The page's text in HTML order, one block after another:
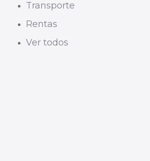
Transporte
Rentas
Ver todos